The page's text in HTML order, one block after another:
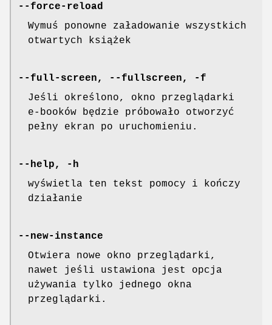
--force-reload
Wymuś ponowne załadowanie wszystkich
otwartych książek
--full-screen, --fullscreen, -f
Jeśli określono, okno przeglądarki
e-booków będzie próbowało otworzyć
pełny ekran po uruchomieniu.
--help, -h
wyświetla ten tekst pomocy i kończy
działanie
--new-instance
Otwiera nowe okno przeglądarki,
nawet jeśli ustawiona jest opcja
używania tylko jednego okna
przeglądarki.